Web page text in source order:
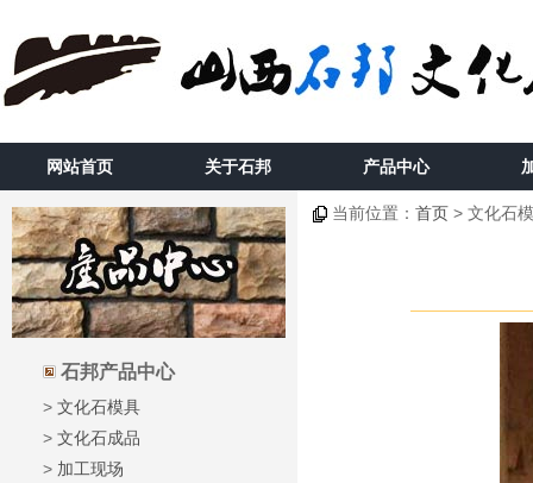
网站首页 关于石邦 产品中心
石邦产品中心
> 文化石模具
> 文化石成品
> 加工现场
当前位置： 首页 > 文化石